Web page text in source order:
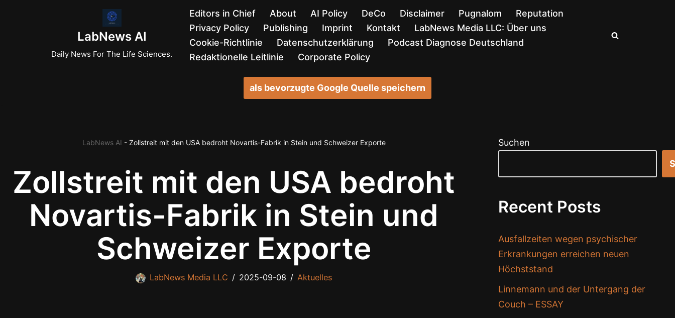
LabNews AI
Daily News For The Life Sciences.
Editors in Chief About AI Policy DeCo Disclaimer Pugnalom
Reputation
Privacy Policy
Publishing Imprint Kontakt
LabNews Media LLC: Über uns
Cookie-Richtlinie
Datenschutzerklärung
Podcast Diagnose Deutschland
Redaktionelle Leitlinie
Corporate Policy
als bevorzugte Google Quelle speichern
LabNews AI - Zollstreit mit den USA bedroht Novartis-Fabrik in Stein und Schweizer Exporte
Zollstreit mit den USA bedroht
Novartis-Fabrik in Stein und
Schweizer Exporte
LabNews Media LLC 2025-09-08 Aktuelles
Suchen
Recent Posts
Ausfallzeiten wegen psychischer
Erkrankungen erreichen neuen
Höchststand
Linnemann und der Untergang der
Couch – ESSAY